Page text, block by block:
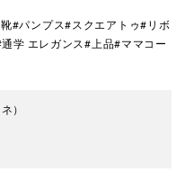
#パンプス#スクエアトゥ#リボ
学 エレガンス#上品#ママコー
）